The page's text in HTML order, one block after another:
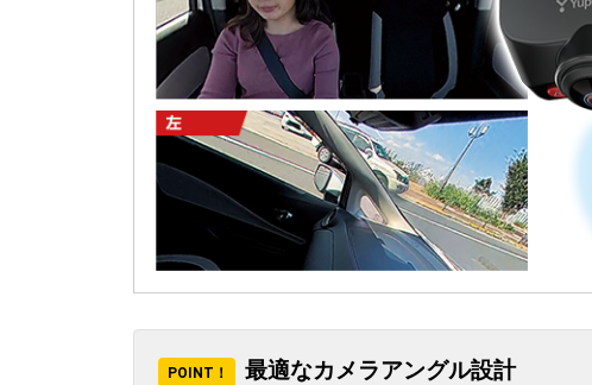
POINT！ 最適なカメラアングル設計